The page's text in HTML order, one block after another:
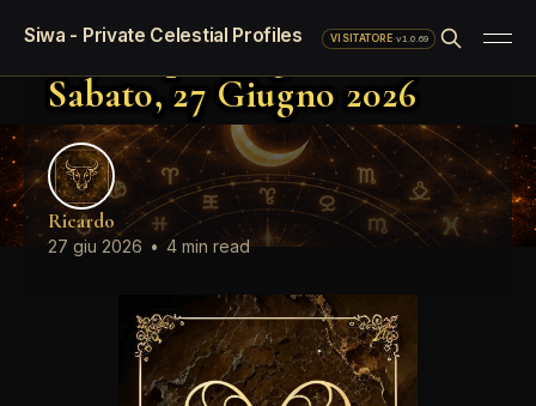
Siwa - Private Celestial Profiles VISITATORE·v1.0.69
Oroscopo del giorno
Sabato, 27 Giugno 2026
Ricardo
27 giu 2026 • 4 min read